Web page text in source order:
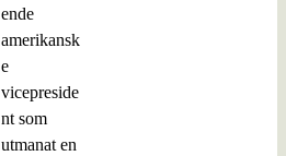
ende
amerikansk
e
vicepreside
nt som
utmanat en